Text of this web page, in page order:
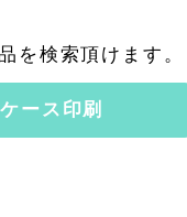
を検索頂けます。
ース印刷